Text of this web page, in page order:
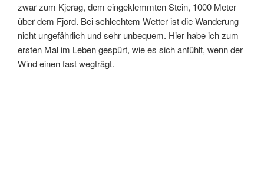
zwar zum Kjerag, dem eingeklemmten Stein, 1000 Meter
über dem Fjord. Bei schlechtem Wetter ist die Wanderung
nicht ungefährlich und sehr unbequem. Hier habe ich zum
ersten Mal im Leben gespürt, wie es sich anfühlt, wenn der
Wind einen fast wegträgt.